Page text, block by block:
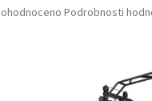
Podrobnosti